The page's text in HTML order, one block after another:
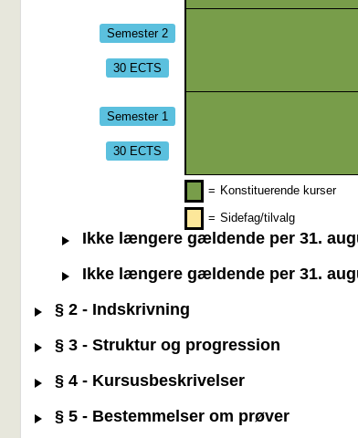
Semester 2
30 ECTS
Semester 1
30 ECTS
= Konstituerende kurser
= Sidefag/tilvalg
Ikke længere gældende per 31.
Ikke længere gældende per 31.
§ 2 - Indskrivning
§ 3 - Struktur og progression
§ 4 - Kursusbeskrivelser
§ 5 - Bestemmelser om prøver